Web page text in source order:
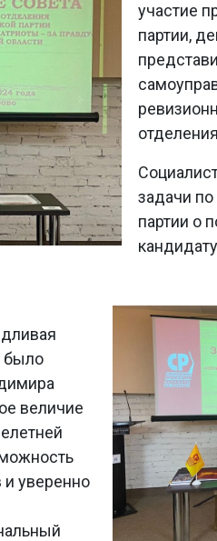
участие
партии,
задачи
партии о
было
величие
уверенно